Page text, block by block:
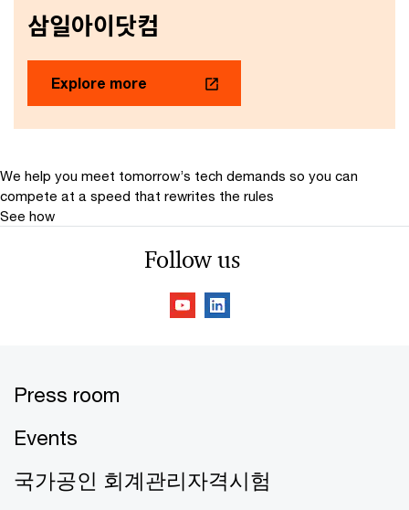
삼일아이닷컴
Explore more
We help you meet tomorrow’s tech demands so you can
compete at a speed that rewrites the rules
See how
Follow us
Press room
Events
국가공인 회계관리자격시험